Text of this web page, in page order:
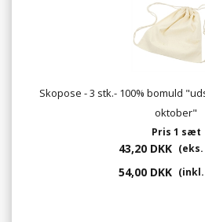
Skopose - 3 stk.- 100% bomuld
oktober"
Pris 1 sæt
43,20 DKK
54,00 DKK